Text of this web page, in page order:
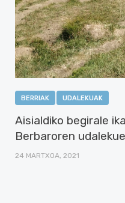
BERRIAK UDALEKUAK
Aisialdiko begirale
Berbaroren
24 MARTXOA, 2021